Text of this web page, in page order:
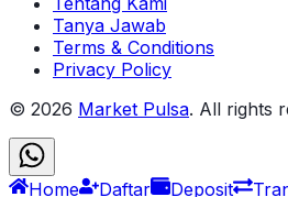
Tanya Jawab
Terms & Conditions
Privacy Policy
© 2026 Market Pulsa. All rights
Home Daftar Deposit